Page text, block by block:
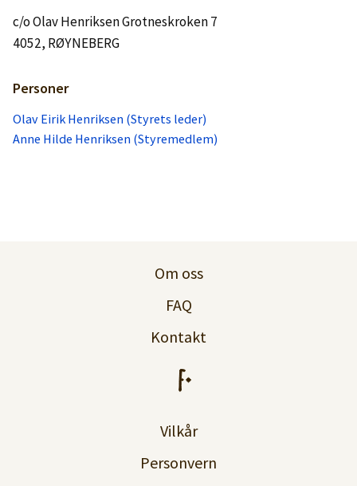
c/o Olav Henriksen Grotneskroken 7
4052, RØYNEBERG
Personer
Olav Eirik Henriksen (Styrets leder)
Anne Hilde Henriksen (Styremedlem)
Om oss
FAQ
Kontakt
Vilkår
Personvern